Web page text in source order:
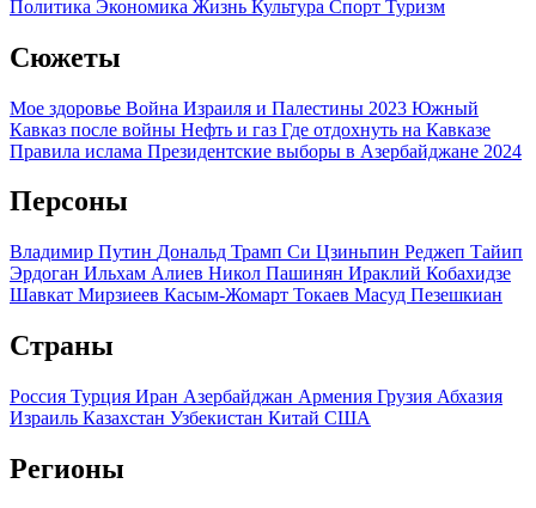
Политика Экономика Жизнь Культура Спорт Туризм
Сюжеты
Мое здоровье Война Израиля и Палестины 2023 Южный
Кавказ после войны Нефть и газ Где отдохнуть на Кавказе
Правила ислама Президентские выборы в Азербайджане 2024
Персоны
Владимир Путин Дональд Трамп Си Цзиньпин Реджеп Тайип
Эрдоган Ильхам Алиев Никол Пашинян Ираклий Кобахидзе
Шавкат Мирзиеев Касым-Жомарт Токаев Масуд Пезешкиан
Страны
Россия Турция Иран Азербайджан Армения Грузия Абхазия
Израиль Казахстан Узбекистан Китай США
Регионы